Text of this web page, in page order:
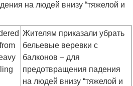
на людей внизу “тяжелой и
Жителям приказали убрать
бельевые веревки с
балконов – для
предотвращения падения
на людей внизу “тяжелой и